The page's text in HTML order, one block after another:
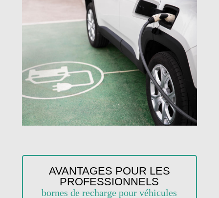
AVANTAGES POUR LES
PROFESSIONNELS
bornes de recharge pour véhicules